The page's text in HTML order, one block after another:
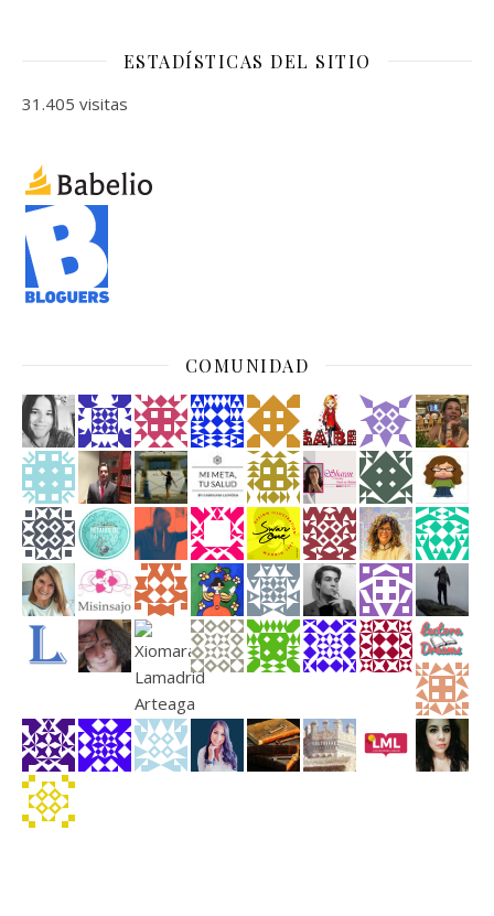
ESTADÍSTICAS DEL SITIO
31.405 visitas
COMUNIDAD